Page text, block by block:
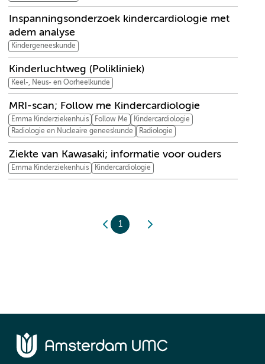
Inspanningsonderzoek kindercardiologie met
adem analyse
Kindergeneeskunde
Kinderluchtweg (Polikliniek)
Keel-, Neus- en Oorheelkunde
MRI-scan; Follow me Kindercardiologie
Emma Kinderziekenhuis Follow Me
Kindercardiologie
Radiologie en Nucleaire geneeskunde
Radiologie
Ziekte van Kawasaki; informatie voor ouders
Emma Kinderziekenhuis Kindercardiologie
1